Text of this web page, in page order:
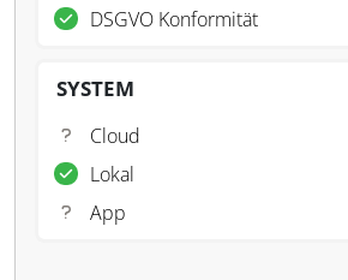
DSGVO Konformität
SYSTEM
Cloud
Lokal
App